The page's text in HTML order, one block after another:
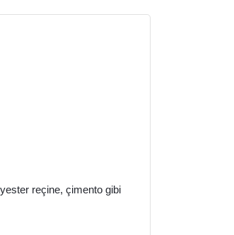
reçine, çimento gibi